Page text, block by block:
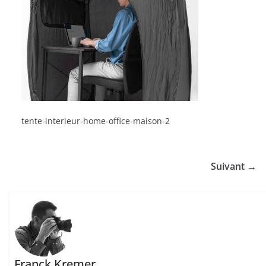
tente-interieur-home-office-maison-2
Suivant →